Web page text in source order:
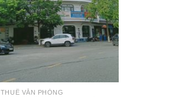
VĂN PHÒNG